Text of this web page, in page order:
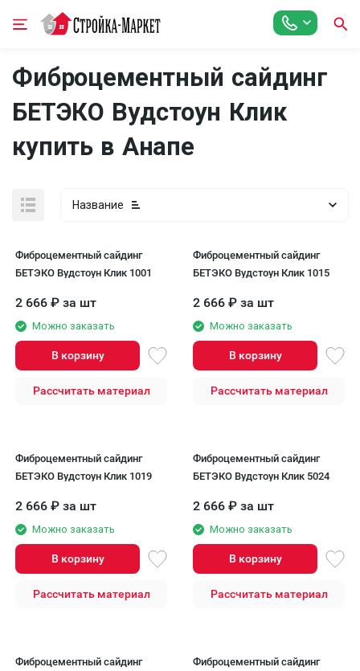
Фиброцементный сайдинг
БЕТЭКО Вудстоун Клик
купить в Анапе
Название
Фиброцементный сайдинг
БЕТЭКО Вудстоун Клик 1001
2 666 ₽ за шт
Можно заказать
В корзину
Рассчитать материал
Фиброцементный сайдинг
БЕТЭКО Вудстоун Клик 1015
2 666 ₽ за шт
Можно заказать
В корзину
Рассчитать материал
Фиброцементный сайдинг
БЕТЭКО Вудстоун Клик 1019
2 666 ₽ за шт
Можно заказать
В корзину
Рассчитать материал
Фиброцементный сайдинг
БЕТЭКО Вудстоун Клик 5024
2 666 ₽ за шт
Можно заказать
В корзину
Рассчитать материал
Фиброцементный сайдинг
Фиброцементный сайдинг